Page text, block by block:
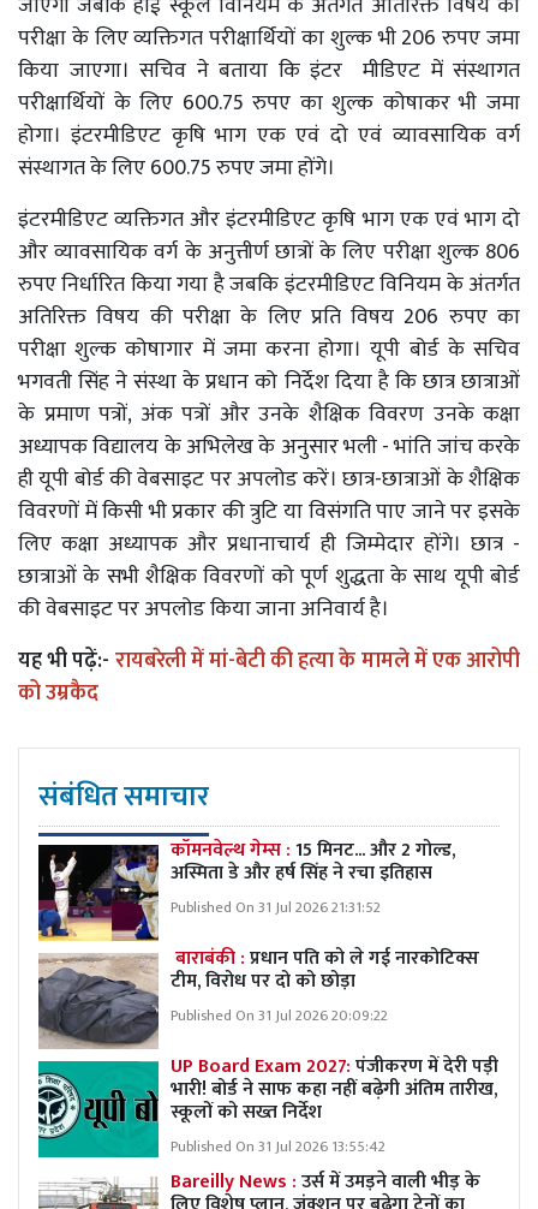
परीक्षा के लिए व्यक्तिगत परीक्षार्थियों का शुल्क भी 206 रुपए जमा
किया जाएगा। सचिव ने बताया कि इंटर मीडिएट में संस्थागत
परीक्षार्थियों के लिए 600.75 रुपए का शुल्क कोषाकर भी जमा
होगा। इंटरमीडिएट कृषि भाग एक एवं दो एवं व्यावसायिक वर्ग
संस्थागत के लिए 600.75 रुपए जमा होंगे।
इंटरमीडिएट व्यक्तिगत और इंटरमीडिएट कृषि भाग एक एवं भाग दो
और व्यावसायिक वर्ग के अनुत्तीर्ण छात्रों के लिए परीक्षा शुल्क 806
रुपए निर्धारित किया गया है जबकि इंटरमीडिएट विनियम के अंतर्गत
अतिरिक्त विषय की परीक्षा के लिए प्रति विषय 206 रुपए का
परीक्षा शुल्क कोषागार में जमा करना होगा। यूपी बोर्ड के सचिव
भगवती सिंह ने संस्था के प्रधान को निर्देश दिया है कि छात्र छात्राओं
के प्रमाण पत्रों, अंक पत्रों और उनके शैक्षिक विवरण उनके कक्षा
अध्यापक विद्यालय के अभिलेख के अनुसार भली - भांति जांच करके
ही यूपी बोर्ड की वेबसाइट पर अपलोड करें। छात्र-छात्राओं के शैक्षिक
विवरणों में किसी भी प्रकार की त्रुटि या विसंगति पाए जाने पर इसके
लिए कक्षा अध्यापक और प्रधानाचार्य ही जिम्मेदार होंगे। छात्र -
छात्राओं के सभी शैक्षिक विवरणों को पूर्ण शुद्धता के साथ यूपी बोर्ड
की वेबसाइट पर अपलोड किया जाना अनिवार्य है।
यह भी पढ़ें:- रायबरेली में मां-बेटी की हत्या के मामले में एक आरोपी
को उम्रकैद
संबंधित समाचार
कॉमनवेल्थ गेम्स :15 मिनट... और 2 गोल्ड,
अस्मिता डे और हर्ष सिंह ने रचा इतिहास
Published On 31 Jul 2026 21:31:52
बाराबंकी :प्रधान पति को ले गई नारकोटिक्स
टीम, विरोध पर दो को छोड़ा
Published On 31 Jul 2026 20:09:22
UP Board Exam 2027:पंजीकरण में देरी पड़ी
भारी! बोर्ड ने साफ कहा नहीं बढ़ेगी अंतिम तारीख,
स्कूलों को सख्त निर्देश
Published On 31 Jul 2026 13:55:42
Bareilly News :उर्स में उमड़ने वाली भीड़ के